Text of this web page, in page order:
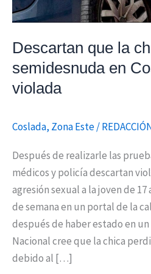
Descartan que la
semidesnuda en
violada
Coslada, Zona Este/
Después de realizarle las
médicos y policía descartan
agresión sexual a la joven de
de semana en un portal de la
después de haber estado en
Nacional cree que la chica
debido al […]
fuera